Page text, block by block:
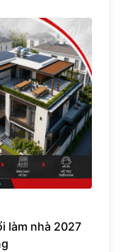
làm nhà 2027